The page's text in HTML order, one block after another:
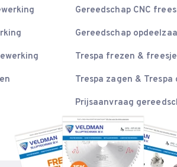
Gereedschap CNC
Gereedschap
Trespa frezen &
Trespa zagen &
Prijsaanvraag